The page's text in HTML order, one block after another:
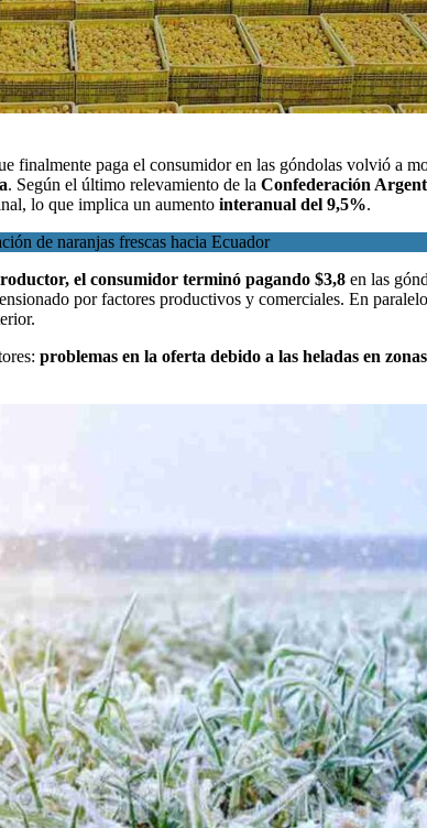
finalmente paga el consumidor en las góndolas volvió a
. Según el último relevamiento de la Confederación
lo que implica un aumento interanual del 9,5%.
de naranjas frescas hacia Ecuador
el consumidor terminó pagando $3,8 en las
por factores productivos y comerciales. En
problemas en la oferta debido a las heladas en